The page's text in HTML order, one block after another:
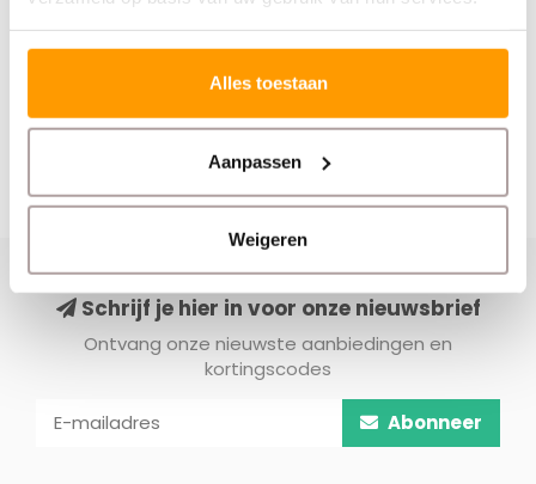
Alles toestaan
Aanpassen
Weigeren
Schrijf je hier in voor onze nieuwsbrief
Ontvang onze nieuwste aanbiedingen en
kortingscodes
Abonneer